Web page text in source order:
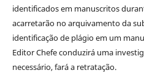
identificados em manuscritos
acarretarão no arquivamento da
identificação de plágio em um
Editor Chefe conduzirá uma
necessário, fará a retratação.